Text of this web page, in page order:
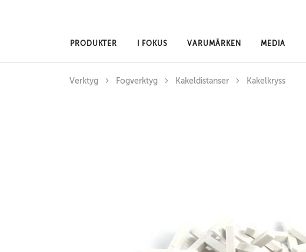
PRODUKTER I FOKUS VARUMÄRKEN MEDIA
Verktyg Fogverktyg Kakeldistanser Kakelkryss